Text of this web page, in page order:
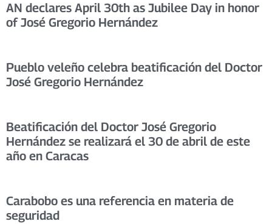
AN declares April 30th as Jubilee Day in honor
of José Gregorio Hernández
Pueblo veleño celebra beatificación del Doctor
José Gregorio Hernández
Beatificación del Doctor José Gregorio
Hernández se realizará el 30 de abril de este
año en Caracas
Carabobo es una referencia en materia de
seguridad